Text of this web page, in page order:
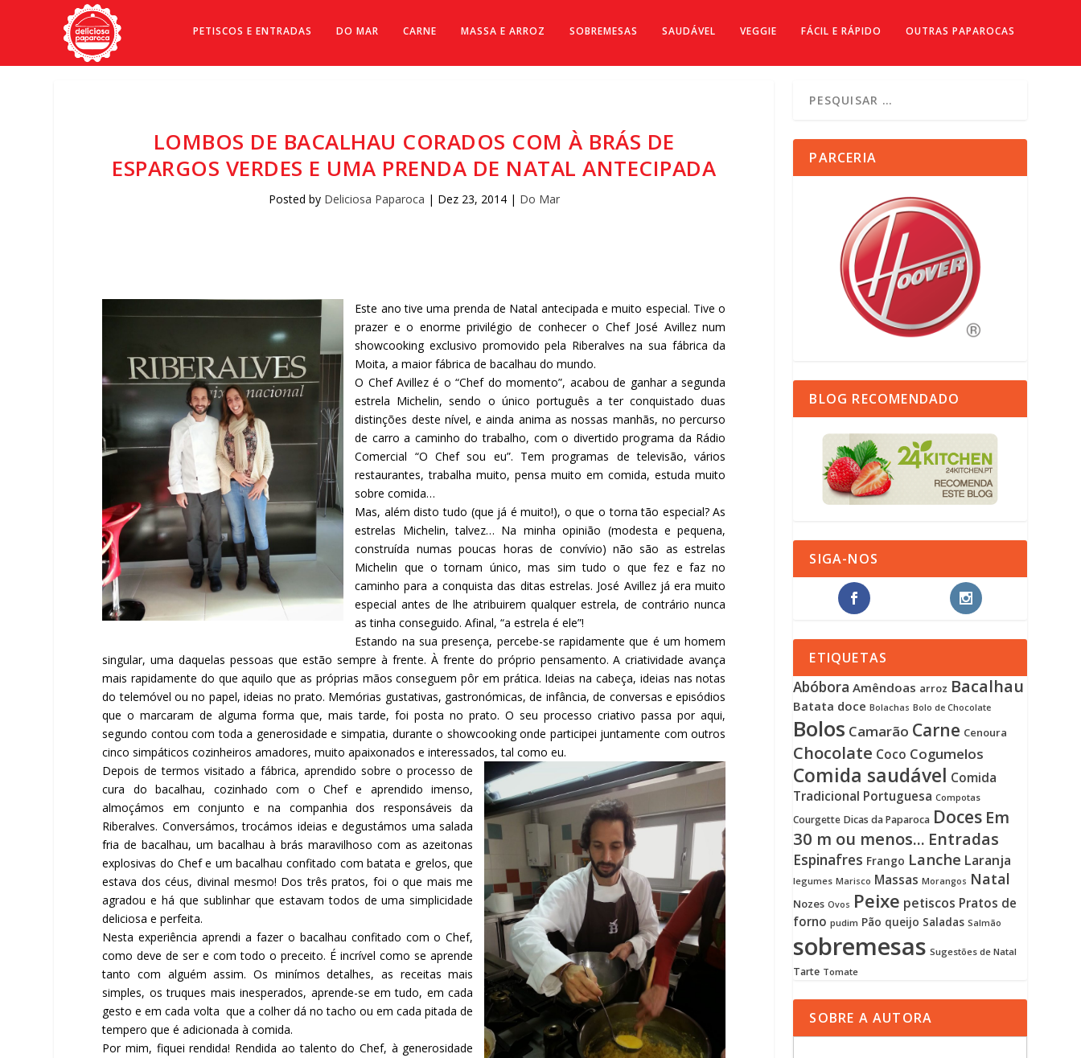
PETISCOS E ENTRADAS DO MAR CARNE MASSA E ARROZ SOBREMESAS SAUDÁVEL VEGGIE FÁCIL E RÁPIDO OUTRAS PAPAROCAS
LOMBOS DE BACALHAU CORADOS COM À BRÁS DE
ESPARGOS VERDES E UMA PRENDA DE NATAL ANTECIPADA
Posted by Deliciosa Paparoca | Dez 23, 2014| Do Mar
Este ano tive uma prenda de Natal antecipada e muito especial. Tive o
prazer e o enorme privilégio de conhecer o Chef José Avillez num
showcooking exclusivo promovido pela Riberalves na sua fábrica da
Moita, a maior fábrica de bacalhau do mundo.
O Chef Avillez é o “Chef do momento”, acabou de ganhar a segunda
estrela Michelin, sendo o único português a ter conquistado duas
distinções deste nível, e ainda anima as nossas manhãs, no percurso
de carro a caminho do trabalho, com o divertido programa da Rádio
Comercial “O Chef sou eu”. Tem programas de televisão, vários
restaurantes, trabalha muito, pensa muito em comida, estuda muito
sobre comida…
Mas, além disto tudo (que já é muito!), o que o torna tão especial? As
estrelas Michelin, talvez… Na minha opinião (modesta e pequena,
construída numas poucas horas de convívio) não são as estrelas
Michelin que o tornam único, mas sim tudo o que fez e faz no
caminho para a conquista das ditas estrelas. José Avillez já era muito
especial antes de lhe atribuirem qualquer estrela, de contrário nunca
as tinha conseguido. Afinal, “a estrela é ele”!
Estando na sua presença, percebe-se rapidamente que é um homem
singular, uma daquelas pessoas que estão sempre à frente. À frente do próprio pensamento. A criatividade avança
mais rapidamente do que aquilo que as próprias mãos conseguem pôr em prática. Ideias na cabeça, ideias nas notas
do telemóvel ou no papel, ideias no prato. Memórias gustativas, gastronómicas, de infância, de conversas e episódios
que o marcaram de alguma forma que, mais tarde, foi posta no prato. O seu processo criativo passa por aqui,
segundo contou com toda a generosidade e simpatia, durante o showcooking onde participei juntamente com outros
cinco simpáticos cozinheiros amadores, muito apaixonados e interessados, tal como eu.
Facebook
Depois de termos visitado a fábrica, aprendido sobre o processo de
cura do bacalhau, cozinhado com o Chef e aprendido imenso,
almoçámos em conjunto e na companhia dos responsáveis da
Riberalves. Conversámos, trocámos ideias e degustámos uma salada
fria de bacalhau, um bacalhau à brás maravilhoso com as azeitonas
explosivas do Chef e um bacalhau confitado com batata e grelos, que
estava dos céus, divinal mesmo! Dos três pratos, foi o que mais me
agradou e há que sublinhar que estavam todos de uma simplicidade
deliciosa e perfeita.
Nesta experiência aprendi a fazer o bacalhau confitado com o Chef,
como deve de ser e com todo o preceito. É incrível como se aprende
tanto com alguém assim. Os minímos detalhes, as receitas mais
simples, os truques mais inesperados, aprende-se em tudo, em cada
gesto e em cada volta que a colher dá no tacho ou em cada pitada de
tempero que é adicionada à comida.
Por mim, fiquei rendida! Rendida ao talento do Chef, à generosidade
PARCERIA
BLOG RECOMENDADO
SIGA-NOS
ETIQUETAS
Abóbora Amêndoas arroz Bacalhau
Batata doce Bolachas Bolo de Chocolate
Bolos Camarão Carne Cenoura
Chocolate Coco Cogumelos
Comida saudável Comida
Tradicional Portuguesa Compotas
Courgette Dicas da Paparoca Doces Em
30 m ou menos... Entradas
Espinafres Frango Lanche Laranja
legumes Marisco Massas Morangos Natal
Nozes Ovos Peixe petiscos Pratos de
forno pudim Pão queijo Saladas Salmão
sobremesas Sugestões de Natal
Tarte Tomate
SOBRE A AUTORA